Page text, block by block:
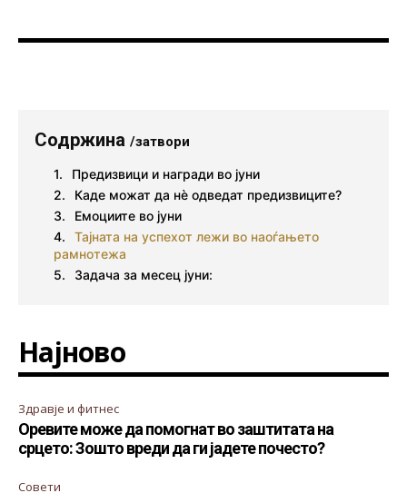
Содржина /затвори
Предизвици и награди во јуни
Каде можат да нè одведат предизвиците?
Емоциите во јуни
Тајната на успехот лежи во наоѓањето
рамнотежа
Задача за месец јуни:
Најново
Здравје и фитнес
Оревите може да помогнат во заштитата на
срцето: Зошто вреди да ги јадете почесто?
Совети